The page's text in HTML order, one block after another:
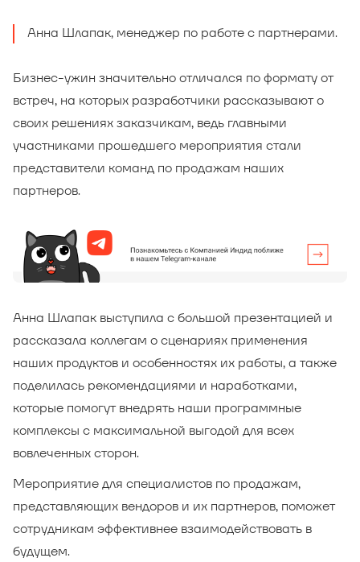
Анна Шлапак, менеджер по работе с партнерами.
Бизнес-ужин значительно отличался по формату от
встреч, на которых разработчики рассказывают о
своих решениях заказчикам, ведь главными
участниками прошедшего мероприятия стали
представители команд по продажам наших
партнеров.
Анна Шлапак выступила с большой презентацией и
рассказала коллегам о сценариях применения
наших продуктов и особенностях их работы, а также
поделилась рекомендациями и наработками,
которые помогут внедрять наши программные
комплексы с максимальной выгодой для всех
вовлеченных сторон.
Мероприятие для специалистов по продажам,
представляющих вендоров и их партнеров, поможет
сотрудникам эффективнее взаимодействовать в
будущем.